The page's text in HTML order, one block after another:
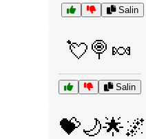
Salin
💘🍭🍬
Salin
💝🌙🌟🌌